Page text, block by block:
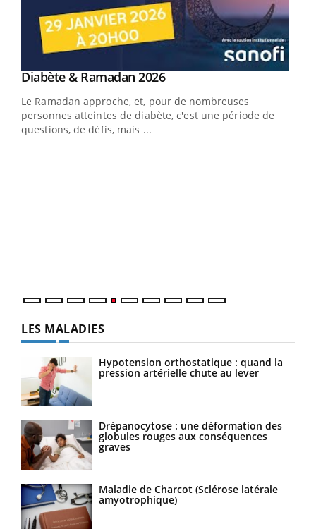
Youtube
Diabète & Ramadan 2026Youtube
Le Ramadan approche, et, pour de nombreuses
personnes atteintes de diabète, c'est une période de
questions, de défis, mais ...
LES MALADIES
Hypotension orthostatique : quand la
pression artérielle chute au lever
Drépanocytose : une déformation des
globules rouges aux conséquences
graves
Maladie de Charcot (Sclérose latérale
amyotrophique)